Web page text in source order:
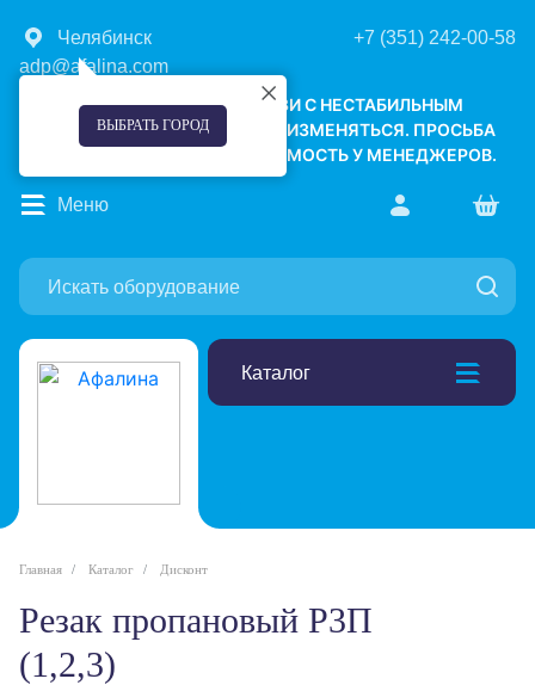
Челябинск
ВЫБРАТЬ ГОРОД
+7 (351) 242-00-58
adp@afalina.com
УВАЖАЕМЫЕ КЛИЕНТЫ! В СВЯЗИ С НЕСТАБИЛЬНЫМ
КУРСОМ ВАЛЮТ, ЦЕНЫ МОГУТ ИЗМЕНЯТЬСЯ. ПРОСЬБА
УТОЧНЯТЬ АКТУАЛЬНУЮ СТОИМОСТЬ У МЕНЕДЖЕРОВ.
Каталог
Меню
Главная Каталог Дисконт
Резак пропановый Р3П
(1,2,3)